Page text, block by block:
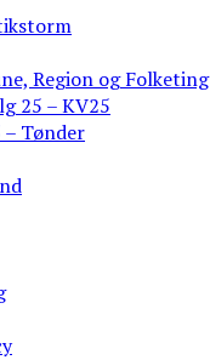
Region og Folketing
25 – KV25
– Tønder